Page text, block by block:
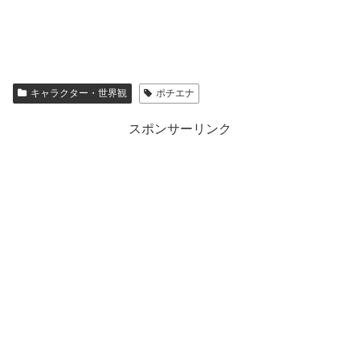
キャラクター・世界観 ポチエナ
スポンサーリンク